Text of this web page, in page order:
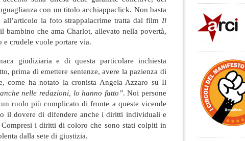
con un titolo acchiappaclick. Non basta
all’articolo la foto strappalacrime tratta dal film Il
bambino che ama Charlot, allevato nella povertà,
e crudele vuole portare via.
giudiziaria e di questa particolare inchiesta
prima di emettere sentenze, avere la pazienza di
come ha notato la cronista Angela Azzaro su Il
nelle redazioni, lo hanno fatto”. Noi persone
ruolo più complicato di fronte a queste vicende
il dovere di difendere anche i diritti individuali e
i diritti di coloro che sono stati colpiti in
dalla sete di giustizia.